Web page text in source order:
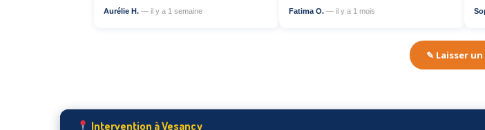
Aurélie H. — il y a 1 semaine Fatima O. — il y a 1 mois
✎ Laisser un
Intervention à Vesancy